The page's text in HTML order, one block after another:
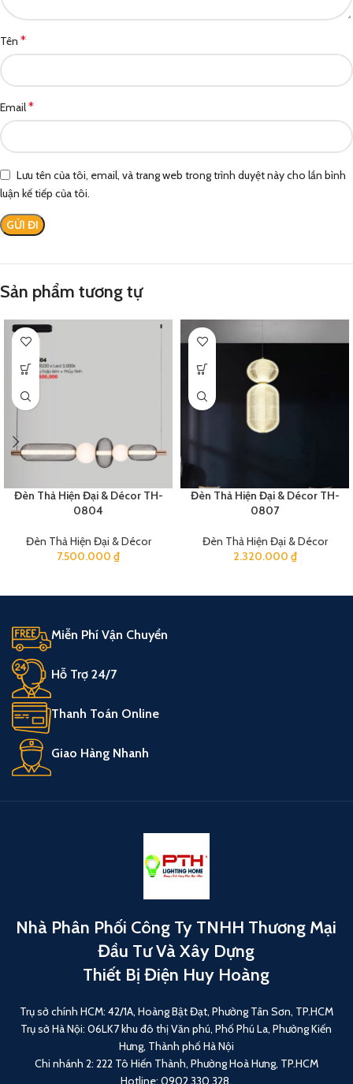
Tên *
Email*
Lưu tên của tôi, email, và trang web trong trình duyệt này cho lần bình
luận kế tiếp của tôi.
Sản phẩm tương tự
Đèn Thả Hiện Đại & Décor TH-
0804
Đèn Thả Hiện Đại & Décor
7.500.000 ₫
Đèn Thả Hiện Đại & Décor TH-
0807
Đèn Thả Hiện Đại & Décor
2.320.000 ₫
Miễn Phí Vận Chuyển
Hỗ Trợ 24/7
Thanh Toán Online
Giao Hàng Nhanh
Nhà Phân Phối Công Ty TNHH Thương Mại
Đầu Tư Và Xây Dựng
Thiết Bị Điện Huy Hoàng
Trụ sở chính HCM: 42/1A, Hoàng Bật Đạt, Phường Tân Sơn, TP.HCM
Trụ sở Hà Nội: 06LK7 khu đô thị Văn phú, Phố Phú La, Phường Kiến
Hưng, Thành phố Hà Nội
Chi nhánh 2: 222 Tô Hiến Thành, Phường Hoà Hưng, TP.HCM
Hotline: 0902 330 328.